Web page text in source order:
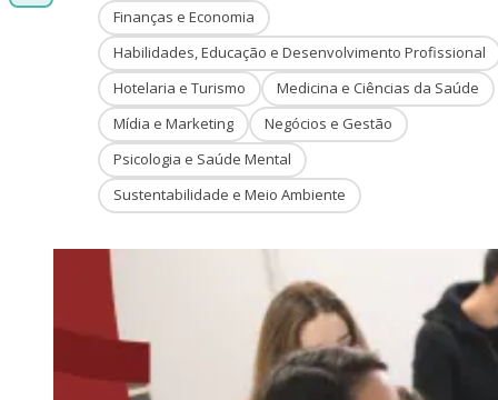
Finanças e Economia
Habilidades, Educação e Desenvolvimento Profissional
Hotelaria e Turismo
Medicina e Ciências da Saúde
Mídia e Marketing
Negócios e Gestão
Psicologia e Saúde Mental
Sustentabilidade e Meio Ambiente